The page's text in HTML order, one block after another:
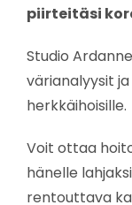
piirteitäsi
Studio
värianalyysit
herkkäihoisille.
Voit ottaa
hänelle
rentouttava